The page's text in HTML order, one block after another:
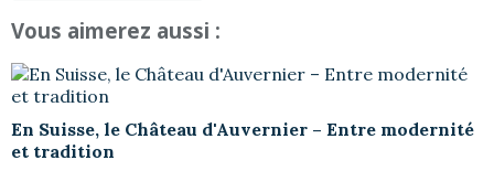
Vous aimerez aussi :
En Suisse, le Château d'Auvernier – Entre modernité
et tradition